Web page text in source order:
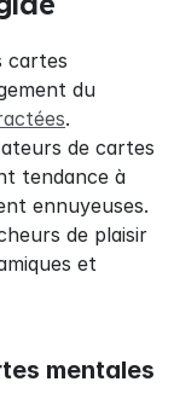
cartes
du
.
de cartes
tendance à
ennuyeuses.
de plaisir
et
mentales